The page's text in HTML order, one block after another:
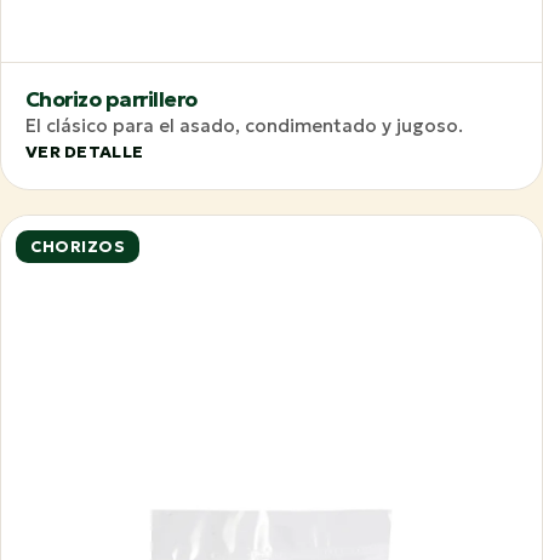
Chorizo parrillero
El clásico para el asado, condimentado y jugoso.
VER DETALLE
CHORIZOS